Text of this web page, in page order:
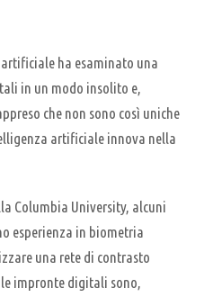
ha esaminato una
in un modo insolito e,
che non sono così uniche
artificiale innova nella
Columbia University, alcuni
esperienza in biometria
una rete di contrasto
impronte digitali sono,